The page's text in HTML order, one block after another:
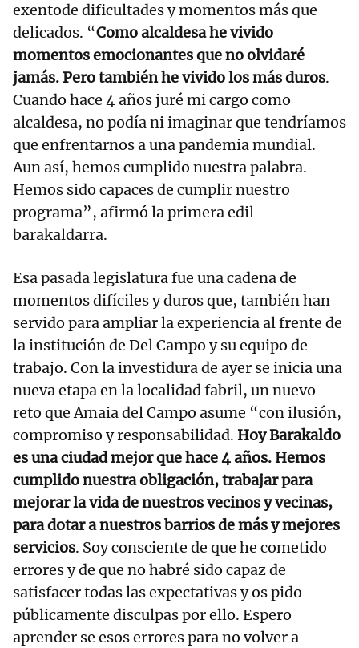
exentode dificultades y momentos más que
delicados. “Como alcaldesa he vivido
momentos emocionantes que no olvidaré
jamás. Pero también he vivido los más duros.
Cuando hace 4 años juré mi cargo como
alcaldesa, no podía ni imaginar que tendríamos
que enfrentarnos a una pandemia mundial.
Aun así, hemos cumplido nuestra palabra.
Hemos sido capaces de cumplir nuestro
programa”, afirmó la primera edil
barakaldarra.
Esa pasada legislatura fue una cadena de
momentos difíciles y duros que, también han
servido para ampliar la experiencia al frente de
la institución de Del Campo y su equipo de
trabajo. Con la investidura de ayer se inicia una
nueva etapa en la localidad fabril, un nuevo
reto que Amaia del Campo asume “con ilusión,
compromiso y responsabilidad. Hoy Barakaldo
es una ciudad mejor que hace 4 años. Hemos
cumplido nuestra obligación, trabajar para
mejorar la vida de nuestros vecinos y vecinas,
para dotar a nuestros barrios de más y mejores
servicios. Soy consciente de que he cometido
errores y de que no habré sido capaz de
satisfacer todas las expectativas y os pido
públicamente disculpas por ello. Espero
aprender se esos errores para no volver a